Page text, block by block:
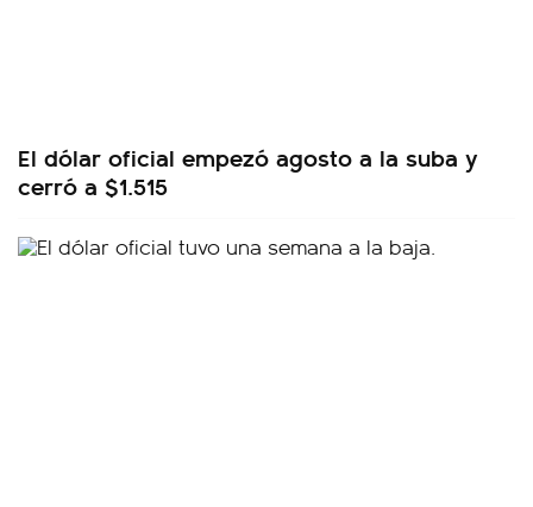
El dólar oficial empezó agosto a la suba y
cerró a $1.515